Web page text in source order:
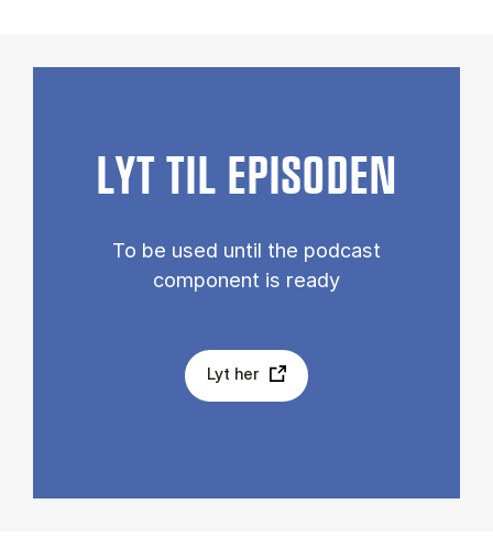
LYT TIL EPISODEN
To be used until the podcast
component is ready
Lyt her